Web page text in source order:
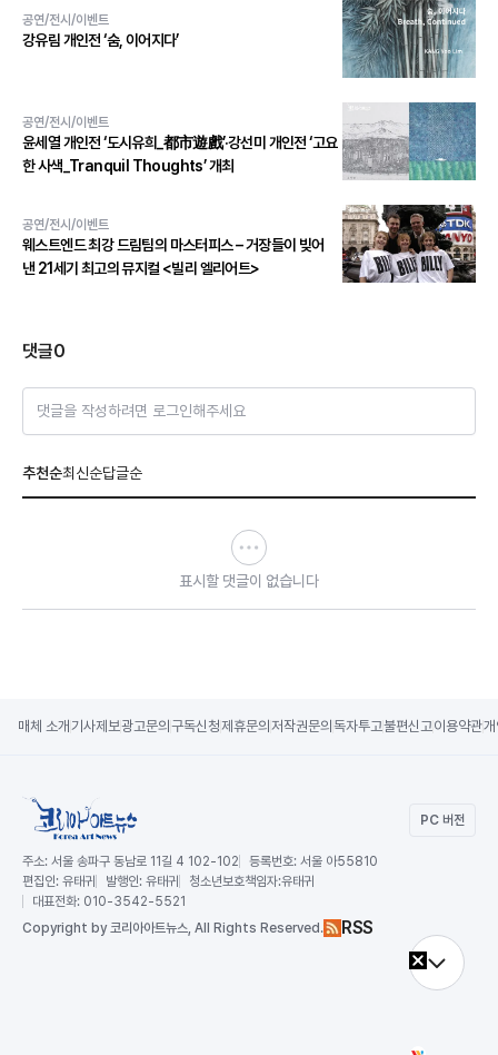
공연/전시/이벤트
강유림 개인전 ‘숨, 이어지다’
공연/전시/이벤트
윤세열 개인전 ‘도시유희_都市遊戲’·강선미 개인전 ‘고요
한 사색_Tranquil Thoughts’ 개최
공연/전시/이벤트
웨스트엔드 최강 드림팀의 마스터피스 – 거장들이 빚어
낸 21세기 최고의 뮤지컬 <빌리 엘리어트>
댓글0
댓글을 작성하려면 로그인해주세요
추천순최신순답글순
표시할 댓글이 없습니다
매체 소개 기사제보광고문의 구독신청제휴문의 저작권문의 독자투고불편신고이용약관
PC 버전
주소: 서울 송파구 동남로 11길 4 102-102 등록번호: 서울 아55810
편집인: 유태귀 발행인: 유태귀 청소년보호책임자:유태귀
대표전화: 010-3542-5521
Copyright by 코리아아트뉴스, All Rights Reserved. RSS